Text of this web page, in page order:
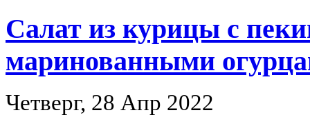
Салат из курицы с
маринованными
Четверг, 28 Апр 2022